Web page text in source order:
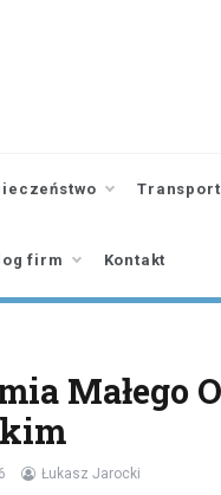
Transport
firm Kontakt
Małego
Łukasz Jarocki